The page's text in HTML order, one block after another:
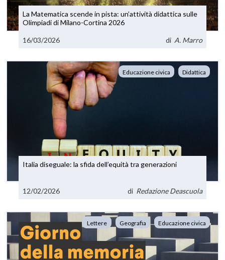
La Matematica scende in pista: un’attività didattica sulle
Olimpiadi di Milano-Cortina 2026
16/03/2026 di A. Marro
Educazione civica Didattica
Italia diseguale: la sfida dell’equità tra generazioni
12/02/2026 di Redazione Deascuola
Lettere Geografia Educazione civica